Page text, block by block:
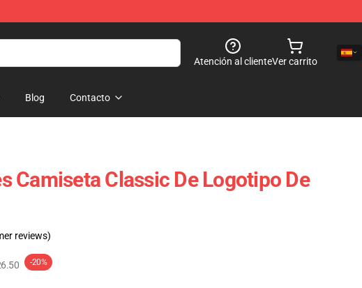
Atención al clienteVer carrito
Blog Contacto
Camiseta Classic De Logotipo De
reviews)
-20%